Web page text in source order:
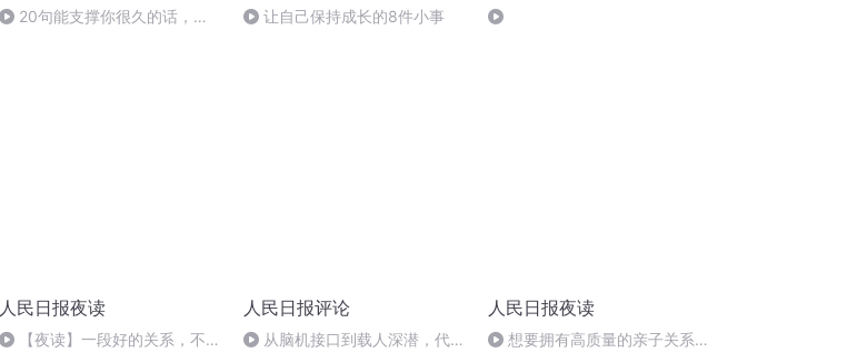
20句能支撑你很久的话，总
让自己保持成长的8件小事
人民日报夜读
【夜读】一段好的关系，不是
人民日报评论
从脑机接口到载人深潜，代表
人民日报夜读
想要拥有高质量的亲子关系，